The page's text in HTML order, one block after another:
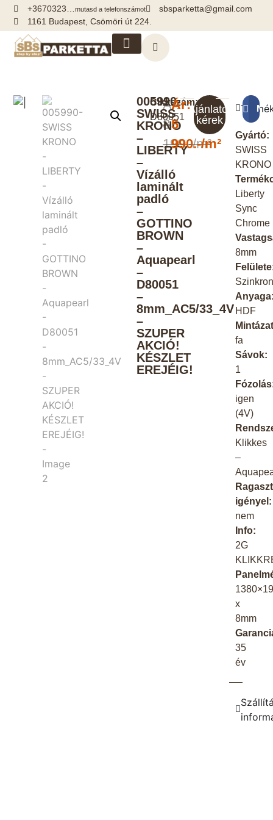
+3670323…mutasd a telefonszámot
sbsparketta@gmail.com
1161 Budapest, Csömöri út 224.
005990-
SWISS
KRONO
–
LIBERTY
–
Vízálló
laminált
padló
–
GOTTINO
BROWN
–
Aquapearl
–
D80051
–
8mm_AC5/33_4V
–
SZUPER
AKCIÓ!
KÉSZLET
EREJÉIG!
Cikkszám:
D80051
Ár:
8
190.-/m²
Ár:
5
990.-/m²
Ajánlatot
kérek
Gyártó:
SWISS
KRONO
Liberty
Sync
Chrome
8mm
HDF
fa
Sávok:
1
igen
(4V)
Klikkes
–
igényel:
nem
Info:
2G
x
8mm
35
év